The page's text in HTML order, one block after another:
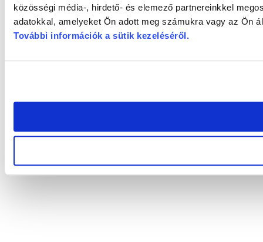
közösségi média-, hirdető- és elemező partnereinkkel
adatokkal, amelyeket Ön adott meg számukra vagy az Ön
További információk a sütik kezeléséről.